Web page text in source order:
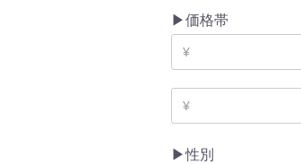
▶価格帯
▶性別